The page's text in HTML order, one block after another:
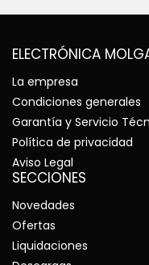
ELECTRÓNICA
La empresa
Condiciones generales
Garantía y Servicio
Política de privacidad
Aviso Legal
SECCIONES
Novedades
Ofertas
Liquidaciones